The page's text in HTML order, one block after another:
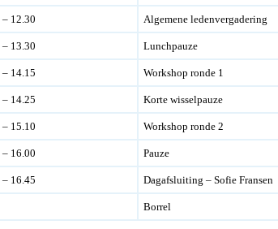
– 12.30 Algemene ledenvergadering
– 13.30 Lunchpauze
– 14.15 Workshop ronde 1
– 14.25 Korte wisselpauze
– 15.10 Workshop ronde 2
– 16.00 Pauze
– 16.45 Dagafsluiting – Sofie Fransen
Borrel